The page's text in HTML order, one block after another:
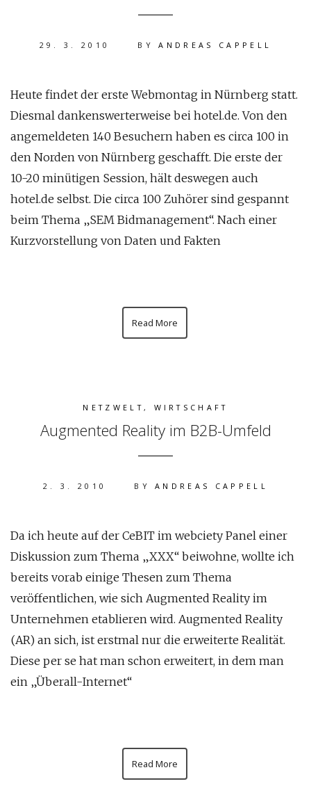
29. 3. 2010 BYANDREAS CAPPELL
Heute findet der erste Webmontag in Nürnberg statt.
Diesmal dankenswerterweise bei hotel.de. Von den
angemeldeten 140 Besuchern haben es circa 100 in
den Norden von Nürnberg geschafft. Die erste der
10-20 minütigen Session, hält deswegen auch
hotel.de selbst. Die circa 100 Zuhörer sind gespannt
beim Thema „SEM Bidmanagement“. Nach einer
Kurzvorstellung von Daten und Fakten
Read More
NETZWELT , WIRTSCHAFT
Augmented Reality im B2B-Umfeld
2. 3. 2010 BYANDREAS CAPPELL
Da ich heute auf der CeBIT im webciety Panel einer
Diskussion zum Thema „XXX“ beiwohne, wollte ich
bereits vorab einige Thesen zum Thema
veröffentlichen, wie sich Augmented Reality im
Unternehmen etablieren wird. Augmented Reality
(AR) an sich, ist erstmal nur die erweiterte Realität.
Diese per se hat man schon erweitert, in dem man
ein „Überall-Internet“
Read More